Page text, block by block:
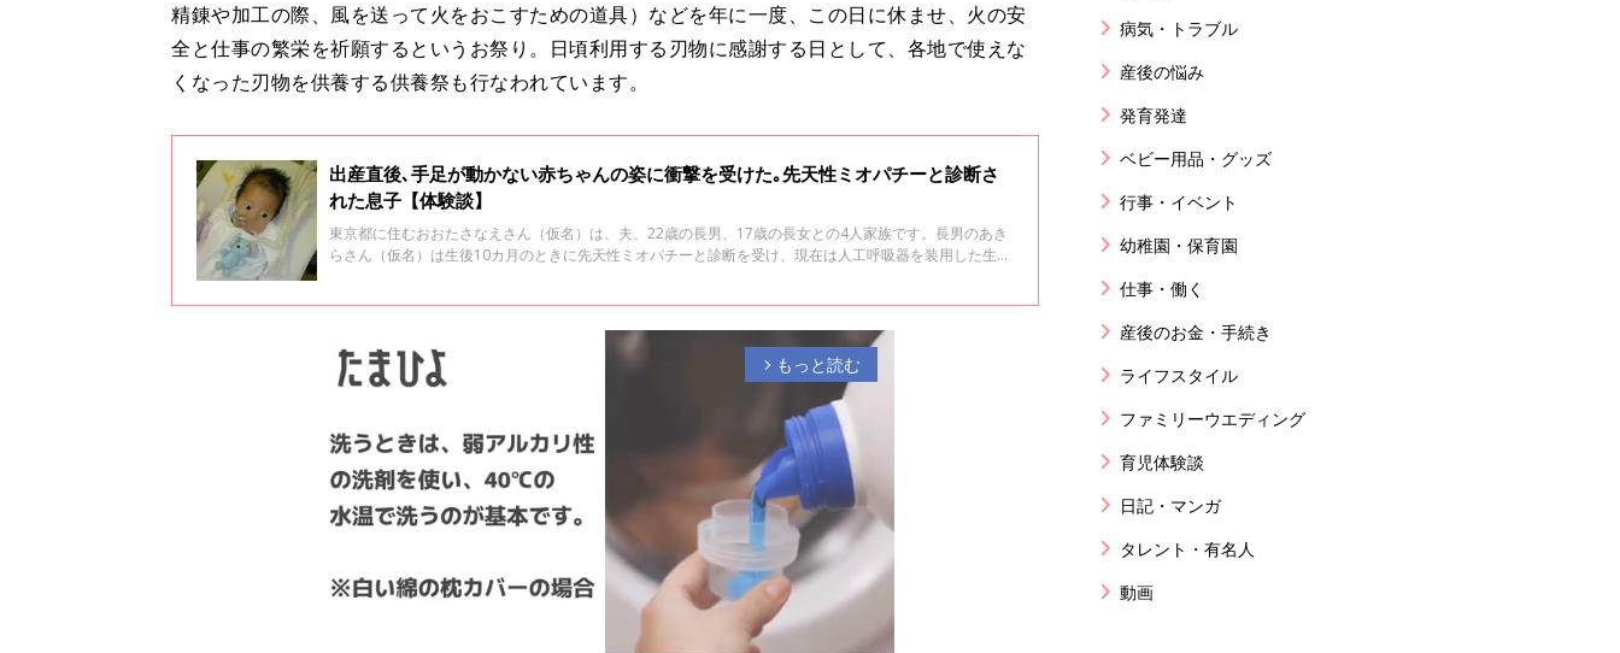
精錬や加工の際、風を送って火をおこすための道具）などを年に一度、この日に休ませ、火の安
全と仕事の繁栄を祈願するというお祭り。日頃利用する刃物に感謝する日として、各地で使えな
くなった刃物を供養する供養祭も行なわれています。
出産直後､手足が動かない赤ちゃんの姿に衝撃を受けた｡先天性ミオパチーと診断さ
れた息子【体験談】
東京都に住むおおたさなえさん（仮名）は、夫、22歳の長男、17歳の長女との4人家族です。長男のあき
らさん（仮名）は生後10カ月のときに先天性ミオパチーと診断を受け、現在は人工呼吸器を装用した生活
arrow_forward_ios もっと読む
病気・トラブル
産後の悩み
発育発達
ベビー用品・グッズ
行事・イベント
幼稚園・保育園
仕事・働く
産後のお金・手続き
ライフスタイル
ファミリーウエディング
育児体験談
日記・マンガ
タレント・有名人
動画